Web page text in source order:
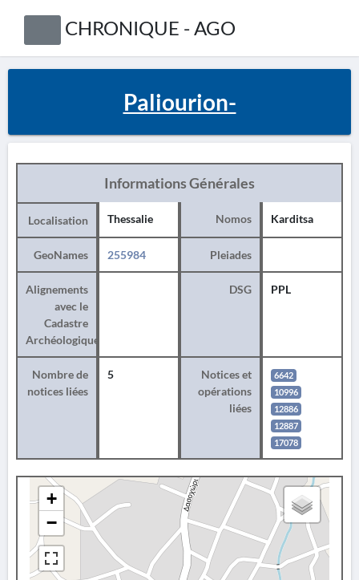
CHRONIQUE - AGO
Paliourion-
Informations Générales
Localisation Thessalie Nomos Karditsa
GeoNames 255984 Pleiades
Alignements
avec le
Cadastre
Archéologique
DSG PPL
Nombre de
notices liées
5
Notices et
opérations
liées
6642
10996
12886
12887
17078
+
−